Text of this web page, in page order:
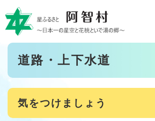
ー
ジ
本
道路・上下水道
気をつけましょう